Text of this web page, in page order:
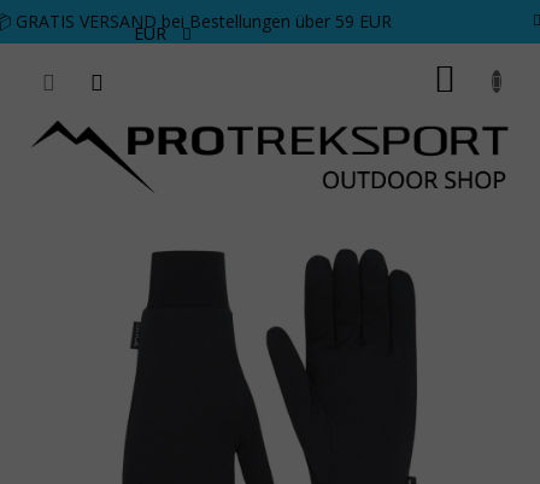
Zum Inhalt springen
GRATIS VERSAND bei Bestellungen über 59 EUR
EUR